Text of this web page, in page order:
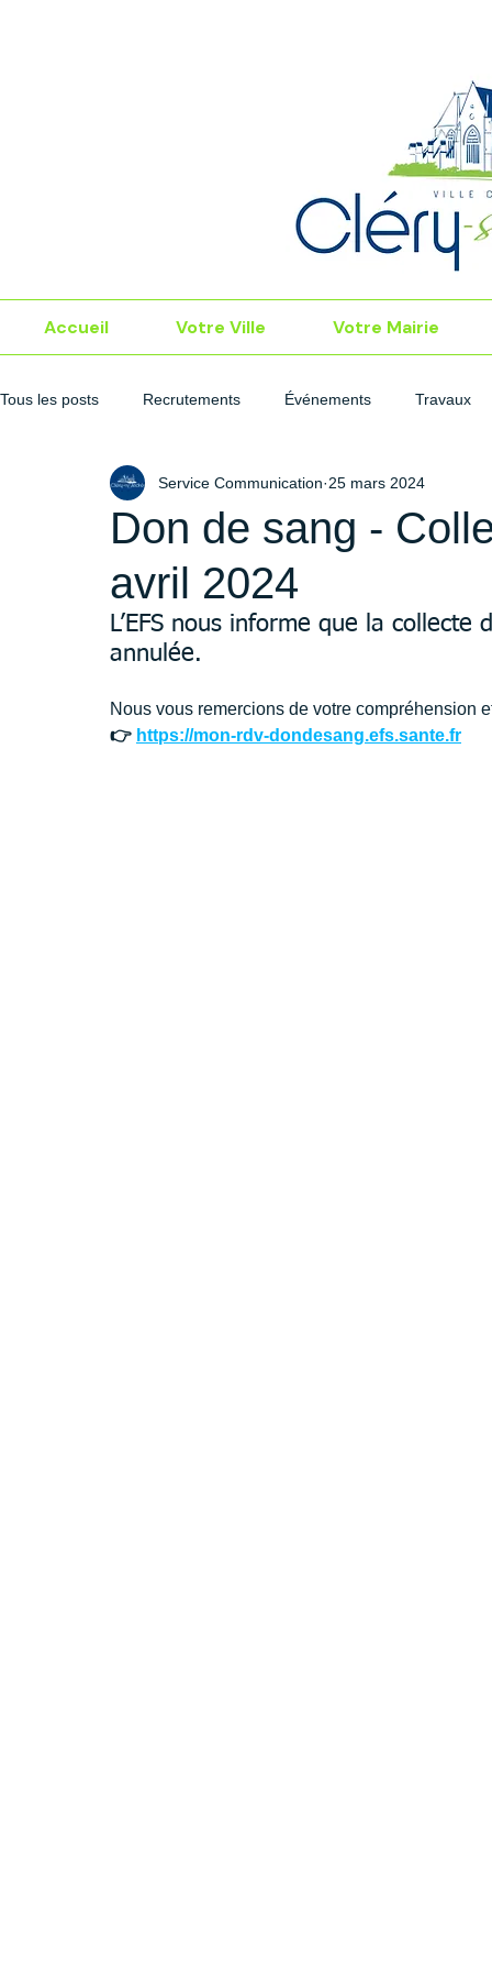
Accueil Votre Ville Votre Mairie
Tous les posts Recrutements Événements Travaux
Don de sang -
avril 2024
Service Communication 25 mars 2024
L’EFS nous informe que la
annulée.
Nous vous remercions de votre compréhension
👉 https://mon-rdv-dondesang.efs.sante.fr